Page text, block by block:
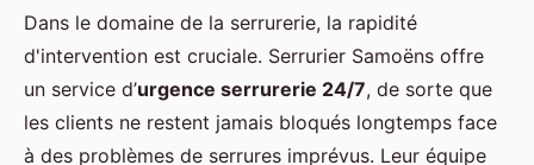
Dans le domaine de la serrurerie, la rapidité
d'intervention est cruciale. Serrurier Samoëns offre
un service d’urgence serrurerie 24/7, de sorte que
les clients ne restent jamais bloqués longtemps face
à des problèmes de serrures imprévus. Leur équipe